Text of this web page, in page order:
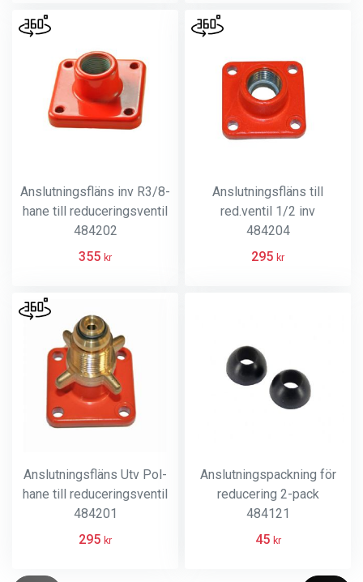
Anslutningsfläns inv R3/8-
hane till reduceringsventil
484202
355 kr
Anslutningsfläns till
red.ventil 1/2 inv
484204
295 kr
Anslutningsfläns Utv Pol-
hane till reduceringsventil
484201
295 kr
Anslutningspackning för
reducering 2-pack
484121
45 kr